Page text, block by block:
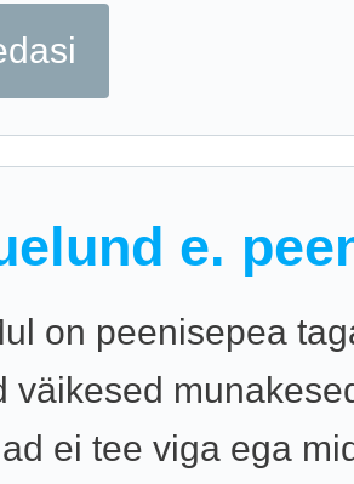
e.
on peenisepea
väikesed
ei tee viga ega